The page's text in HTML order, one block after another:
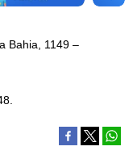
Bahia, 1149 –